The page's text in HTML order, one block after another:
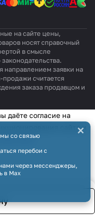
на
ы,
на
выбор
цвет
на сайте цены,
носят справочный
в смысле
направлением заявки на
считается
заказа продавцом и
со связью
перебои с
через мессенджеры,
в Max
×
даёте согласие на
сайта и